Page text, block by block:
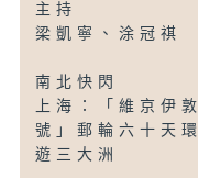
主持
梁凱寧、涂冠祺
南北快閃
上海：「維京伊敦
號」郵輪六十天環
遊三大洲